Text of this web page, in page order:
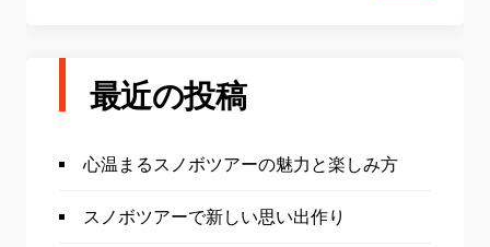
最近の投稿
心温まるスノボツアーの魅力と楽しみ方
スノボツアーで新しい思い出作り